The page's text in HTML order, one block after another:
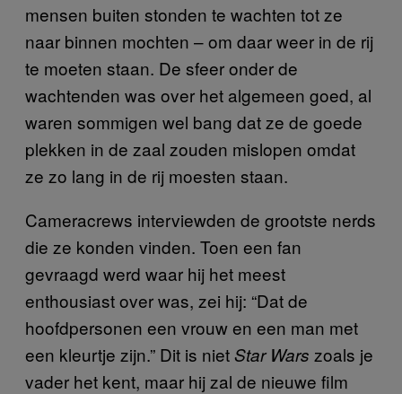
mensen buiten stonden te wachten tot ze
naar binnen mochten – om daar weer in de rij
te moeten staan. De sfeer onder de
wachtenden was over het algemeen goed, al
waren sommigen wel bang dat ze de goede
plekken in de zaal zouden mislopen omdat
ze zo lang in de rij moesten staan.
Cameracrews interviewden de grootste nerds
die ze konden vinden. Toen een fan
gevraagd werd waar hij het meest
enthousiast over was, zei hij: “Dat de
hoofdpersonen een vrouw en een man met
een kleurtje zijn.” Dit is nietStar Wars zoals je
vader het kent, maar hij zal de nieuwe film